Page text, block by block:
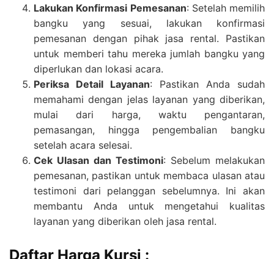
Lakukan Konfirmasi Pemesanan: Setelah memilih
bangku yang sesuai, lakukan konfirmasi
pemesanan dengan pihak jasa rental. Pastikan
untuk memberi tahu mereka jumlah bangku yang
diperlukan dan lokasi acara.
Periksa Detail Layanan: Pastikan Anda sudah
memahami dengan jelas layanan yang diberikan,
mulai dari harga, waktu pengantaran,
pemasangan, hingga pengembalian bangku
setelah acara selesai.
Cek Ulasan dan Testimoni: Sebelum melakukan
pemesanan, pastikan untuk membaca ulasan atau
testimoni dari pelanggan sebelumnya. Ini akan
membantu Anda untuk mengetahui kualitas
layanan yang diberikan oleh jasa rental.
Daftar Harga Kursi :